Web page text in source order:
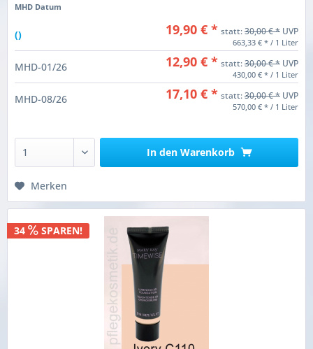
MHD Datum
() 19,90 € * statt:30,00 € * UVP
663,33 € * / 1 Liter
MHD-01/26 12,90 € * statt:30,00 € * UVP
430,00 € * / 1 Liter
MHD-08/26 17,10 € * statt:30,00 € * UVP
570,00 € * / 1 Liter
In den Warenkorb
Merken
34 SPAREN!